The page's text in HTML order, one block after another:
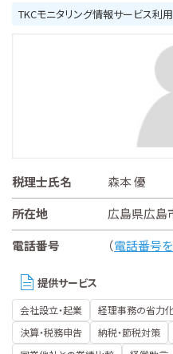
TKCモニタリング情報サービス利用
税理士氏名
森本 優
所在地
広島県広島
電話番号
（電話番号
提供サービス
会社設立・起業 経理事務の省力化
決算・税務申告
納税・節税対策